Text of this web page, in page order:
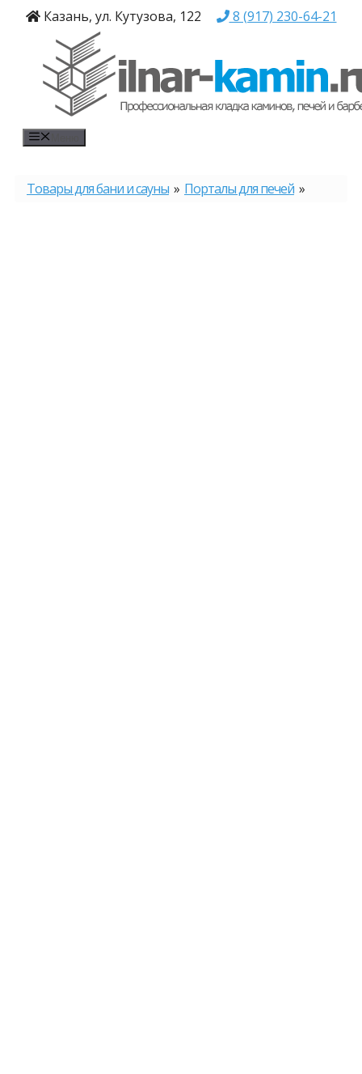
Перейти
содержимому
Казань, ул. Кутузова, 122 8 (917) 230-64-21
Товары для бани и сауны » Порталы для печей »